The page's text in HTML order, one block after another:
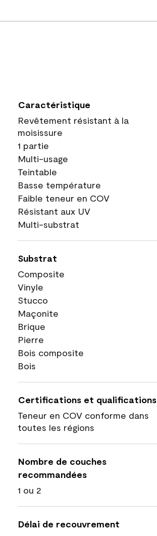
Caractéristique
Revêtement résistant à la
moisissure
1 partie
Multi-usage
Teintable
Basse température
Faible teneur en COV
Résistant aux UV
Multi-substrat
Substrat
Composite
Vinyle
Stucco
Maçonite
Brique
Pierre
Bois composite
Bois
Certifications et qualifications
Teneur en COV conforme dans
toutes les régions
Nombre de couches
recommandées
1 ou 2
Délai de recouvrement